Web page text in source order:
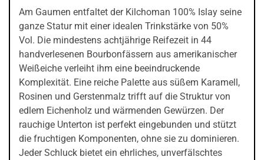
Am Gaumen entfaltet der Kilchoman 100% Islay seine
ganze Statur mit einer idealen Trinkstärke von 50%
Vol. Die mindestens achtjährige Reifezeit in 44
handverlesenen Bourbonfässern aus amerikanischer
Weißeiche verleiht ihm eine beeindruckende
Komplexität. Eine reiche Palette aus süßem Karamell,
Rosinen und Gerstenmalz trifft auf die Struktur von
edlem Eichenholz und wärmenden Gewürzen. Der
rauchige Unterton ist perfekt eingebunden und stützt
die fruchtigen Komponenten, ohne sie zu dominieren.
Jeder Schluck bietet ein ehrliches, unverfälschtes